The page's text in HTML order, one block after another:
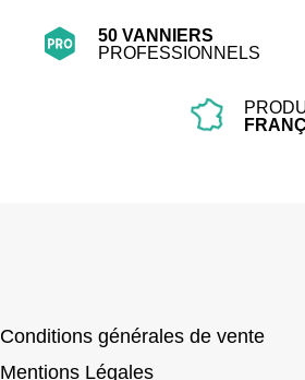
50 VANNIERS
PROFESSIONNELS
Conditions générales de vente
Mentions Légales